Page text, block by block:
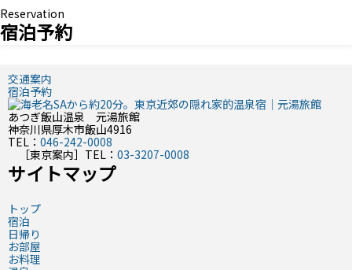
Reservation
宿泊予約
交通案内
宿泊予約
あつぎ飯山温泉 元湯旅館
神奈川県厚木市飯山4916
TEL： 046-242-0008
［東京案内］TEL： 03-3207-0008
サイトマップ
トップ
宿泊
日帰り
お部屋
お料理